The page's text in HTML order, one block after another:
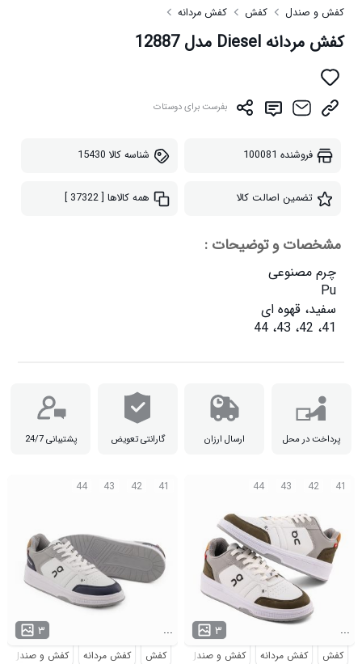
کفش و صندل کفش کفش مردانه
کفش مردانه Diesel مدل 12887
بفرست برای دوستات
فروشنده 100081 شناسه کالا 15430
تضمین اصالت کالا همه کالاها [ 37322 ]
مشخصات و توضیحات :
41، 42، 43، 44
پرداخت در محل ارسال ارزان گارانتی تعویض پشتیبانی 24/7
41
42
43
44
۳ ...
کفش کفش مردانه کفش و صندل
41
42
43
44
۳ ...
کفش کفش مردانه کفش و صندل